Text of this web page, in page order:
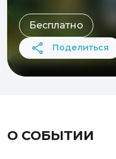
Бесплатно
Поделиться
О СОБЫТИИ